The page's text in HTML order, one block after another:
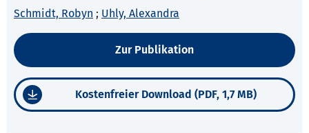
Schmidt, Robyn ; Uhly, Alexandra
Zur Publikation
Kostenfreier Download (PDF, 1,7 MB)